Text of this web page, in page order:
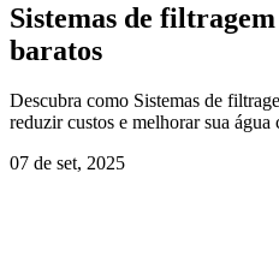
Sistemas de
baratos
Descubra como Sistemas de
reduzir custos e melhorar sua água
07 de set, 2025